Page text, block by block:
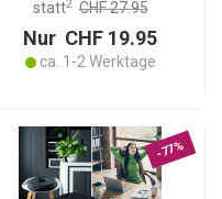
statt2 CHF 27.95
Nur CHF 19.95
ca. 1-2 Werktage
-77%